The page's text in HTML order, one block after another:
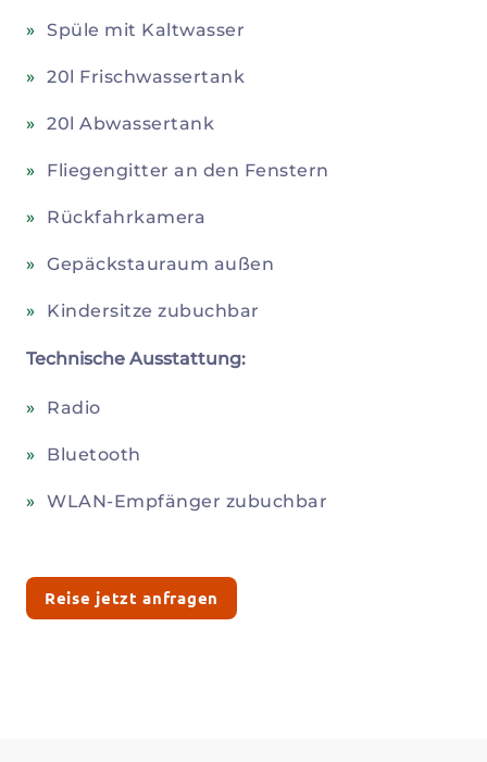
Spüle mit Kaltwasser
20l Frischwassertank
20l Abwassertank
Fliegengitter an den Fenstern
Rückfahrkamera
Gepäckstauraum außen
Kindersitze zubuchbar
Technische Ausstattung:
Radio
Bluetooth
WLAN-Empfänger zubuchbar
Reise jetzt anfragen